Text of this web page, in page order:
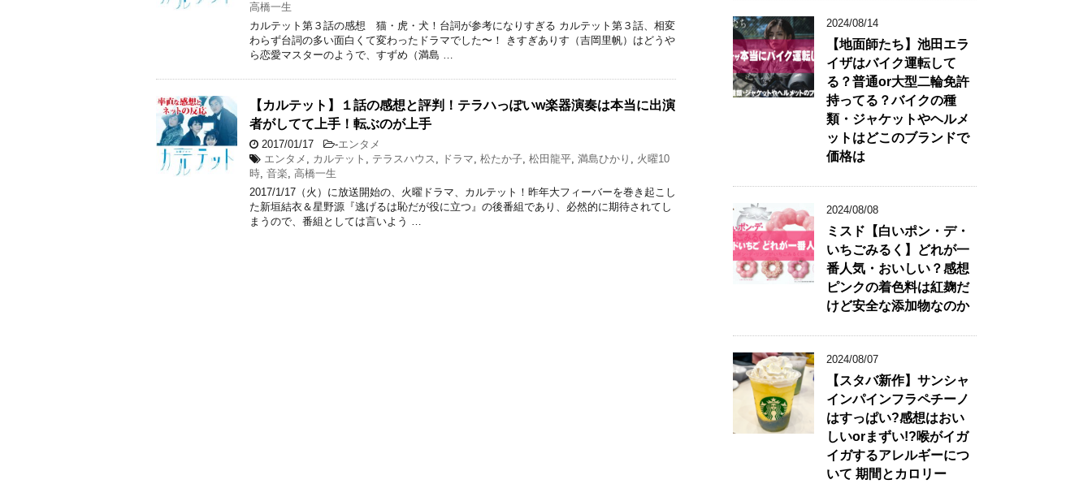
高橋一生
カルテット第３話の感想 猫・虎・犬！台詞が参考になりすぎる カルテット第３話、相変
わらず台詞の多い面白くて変わったドラマでした〜！ きすぎありす（吉岡里帆）はどうや
ら恋愛マスターのようで、すずめ（満島 …
【カルテット】１話の感想と評判！テラハっぽいw楽器演奏は本当に出演
者がしてて上手！転ぶのが上手
2017/01/17 -エンタメ
エンタメ , カルテット , テラスハウス , ドラマ, 松たか子, 松田龍平, 満島ひかり , 火曜10
時, 音楽, 高橋一生
2017/1/17（火）に放送開始の、火曜ドラマ、カルテット！昨年大フィーバーを巻き起こし
た新垣結衣＆星野源『逃げるは恥だが役に立つ』の後番組であり、必然的に期待されてし
まうので、番組としては言いよう …
2024/08/14
【地面師たち】池田エラ
イザはバイク運転して
る？普通or大型二輪免許
持ってる？バイクの種
類・ジャケットやヘルメ
ットはどこのブランドで
価格は
2024/08/08
ミスド【白いポン・デ・
いちごみるく】どれが一
番人気・おいしい？感想
ピンクの着色料は紅麹だ
けど安全な添加物なのか
2024/08/07
【スタバ新作】サンシャ
インパインフラペチーノ
はすっぱい?感想はおい
しいorまずい!?喉がイガ
イガするアレルギーにつ
いて 期間とカロリー